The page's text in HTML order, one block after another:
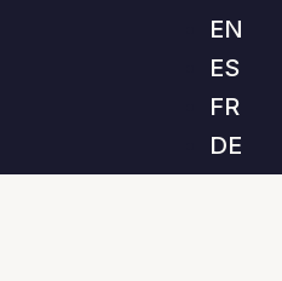
EN
ES
FR
DE